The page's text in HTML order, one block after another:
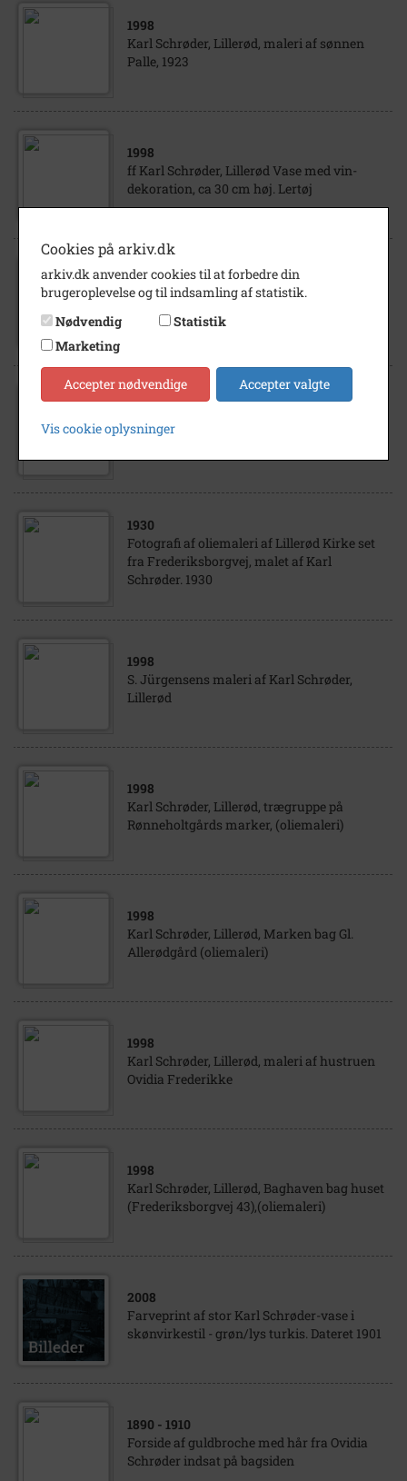
1998
Karl Schrøder, Lillerød, maleri af sønnen
Palle, 1923
1998
ff Karl Schrøder, Lillerød Vase med vin-
dekoration, ca 30 cm høj. Lertøj
1998
Karl Schrøder, Lillerød, Allerød sø 1937
(oliemaleri)
1998
Karl Schrøder, Lillerød, maleri af hustruen
1930
Fotografi af oliemaleri af Lillerød Kirke set
fra Frederiksborgvej, malet af Karl
Schrøder. 1930
1998
S. Jürgensens maleri af Karl Schrøder,
Lillerød
1998
Karl Schrøder, Lillerød, trægruppe på
Rønneholtgårds marker, (oliemaleri)
1998
Karl Schrøder, Lillerød, Marken bag Gl.
Allerødgård (oliemaleri)
1998
Karl Schrøder, Lillerød, maleri af hustruen
Ovidia Frederikke
1998
Karl Schrøder, Lillerød, Baghaven bag huset
(Frederiksborgvej 43),(oliemaleri)
2008
Farveprint af stor Karl Schrøder-vase i
skønvirkestil - grøn/lys turkis. Dateret 1901
1890 - 1910
Forside af guldbroche med hår fra Ovidia
Schrøder indsat på bagsiden
Cookies på arkiv.dk
arkiv.dk anvender cookies til at forbedre din
brugeroplevelse og til indsamling af statistik.
Nødvendig
Statistik
Marketing
Accepter nødvendige Accepter valgte
Vis cookie oplysninger